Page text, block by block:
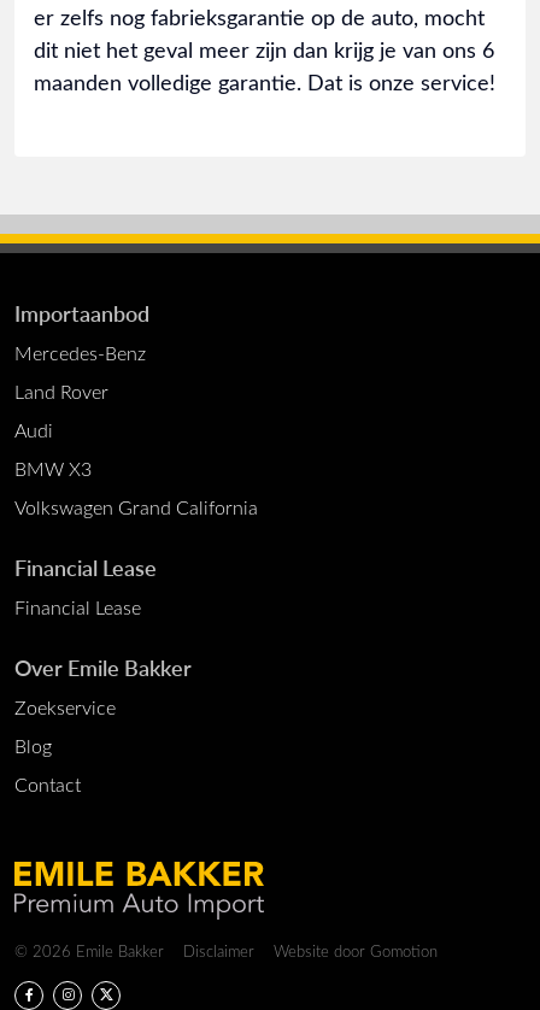
er zelfs nog fabrieksgarantie op de auto, mocht
dit niet het geval meer zijn dan krijg je van ons 6
maanden volledige garantie. Dat is onze service!
Importaanbod
Mercedes-Benz
Land Rover
Audi
BMW X3
Volkswagen Grand California
Financial Lease
Financial Lease
Over Emile Bakker
Zoekservice
Blog
Contact
Copyright navigation
© 2026 Emile Bakker Disclaimer Website door Gomotion